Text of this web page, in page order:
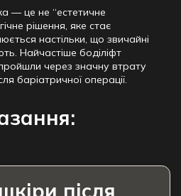
— це не “естетичне
рішення, яке стає
настільки, що звичайні
Найчастіше боділіфт
через значну втрату
баріатричної операції.
після